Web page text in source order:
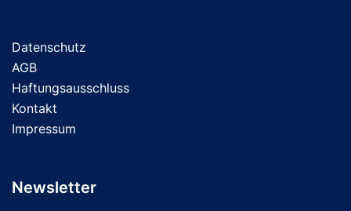
Datenschutz
AGB
Haftungsausschluss
Kontakt
Impressum
Newsletter